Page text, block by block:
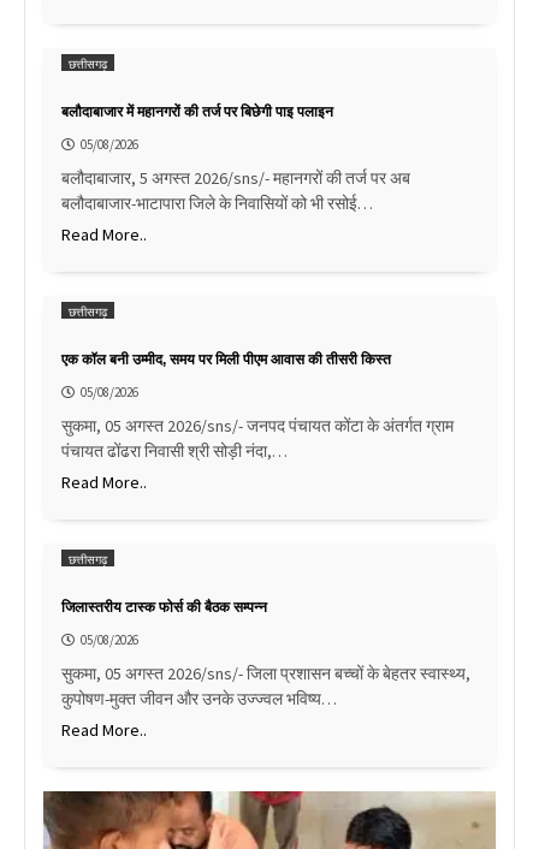
छत्तीसगढ़
बलौदाबाजार में महानगरों की तर्ज पर बिछेगी पाइ पलाइन
05/08/2026
बलौदाबाजार, 5 अगस्त 2026/sns/- महानगरों की तर्ज पर अब
बलौदाबाजार-भाटापारा जिले के निवासियों को भी रसोई…
Read More..
छत्तीसगढ़
एक कॉल बनी उम्मीद, समय पर मिली पीएम आवास की तीसरी किस्त
05/08/2026
सुकमा, 05 अगस्त 2026/sns/- जनपद पंचायत कोंटा के अंतर्गत ग्राम
पंचायत ढोंढरा निवासी श्री सोड़ी नंदा,…
Read More..
छत्तीसगढ़
जिलास्तरीय टास्क फोर्स की बैठक सम्पन्न
05/08/2026
सुकमा, 05 अगस्त 2026/sns/- जिला प्रशासन बच्चों के बेहतर स्वास्थ्य,
कुपोषण-मुक्त जीवन और उनके उज्ज्वल भविष्य…
Read More..